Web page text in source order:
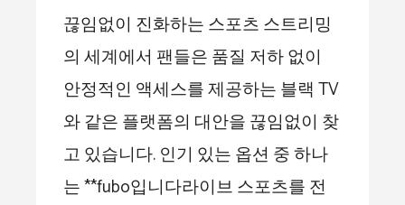
끊임없이 진화하는 스포츠 스트리밍
의 세계에서 팬들은 품질 저하 없이
안정적인 액세스를 제공하는 블랙 TV
와 같은 플랫폼의 대안을 끊임없이 찾
고 있습니다. 인기 있는 옵션 중 하나
는 **fubo입니다라이브 스포츠를 전